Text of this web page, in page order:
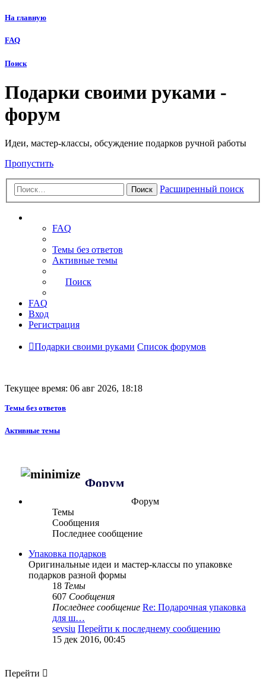
На главную
FAQ
Поиск
Подарки своими руками -
форум
Идеи, мастер-классы, обсуждение подарков ручной работы
Пропустить
Поиск Расширенный поиск
FAQ
Темы без ответов
Активные темы
Поиск
FAQ
Вход
Регистрация
Подарки своими руками Список форумов
Текущее время: 06 авг 2026, 18:18
Темы без ответов
Активные темы
Форум
Форум
Темы
Сообщения
Последнее сообщение
Упаковка подарков
Оригинальные идеи и мастер-классы по упаковке
подарков разной формы
18 Темы
607 Сообщения
Последнее сообщение Re: Подарочная упаковка
для ш…
sevsiu Перейти к последнему сообщению
15 дек 2016, 00:45
Перейти